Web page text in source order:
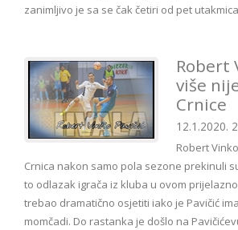
zanimljivo je sa se čak četiri od pet
Robert
više
Crnice
12.1.2020.
Robert
Crnica nakon samo pola sezone prekinuli
to odlazak igrača iz kluba u ovom
trebao dramatično osjetiti iako je Pavičić
momčadi. Do rastanka je došlo na